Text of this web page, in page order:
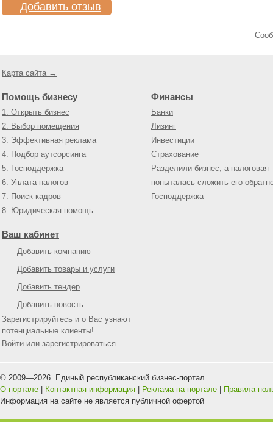
Добавить отзыв
Карта сайта →
Помощь бизнесу
1. Открыть бизнес
2. Выбор помещения
3. Эффективная реклама
4. Подбор аутсорсинга
5. Господдержка
6. Уплата налогов
7. Поиск кадров
8. Юридическая помощь
Финансы
Банки
Лизинг
Инвестиции
Страхование
Разделили бизнес, а налоговая
попыталась сложить его
Господдержка
Ваш кабинет
Добавить компанию
Добавить товары и услуги
Добавить тендер
Добавить новость
Зарегистрируйтесь и о Вас узнают
потенциальные клиенты!
Войти или зарегистрироваться
© 2009—2026 Единый республиканский бизнес-портал
О портале
Контактная информация Реклама на портале
Правила
Информация на сайте не является публичной офертой